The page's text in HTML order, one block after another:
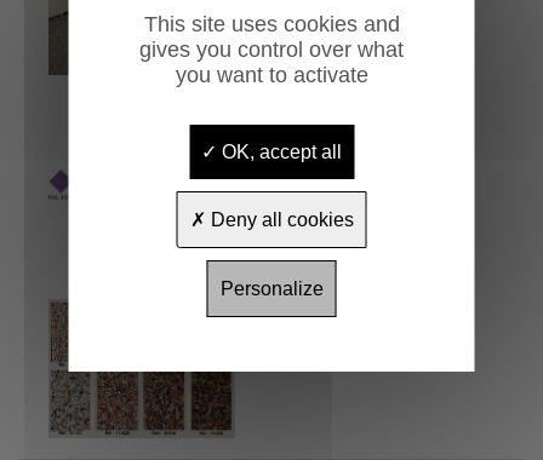
This site uses cookies and
gives you control over what
you want to activate
OK, accept all
Deny all cookies
Personalize